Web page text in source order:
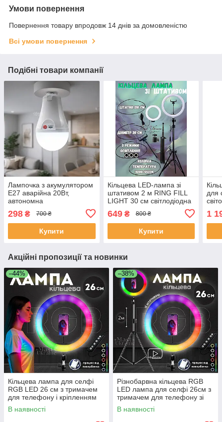
Умови повернення
Повернення товару впродовж 14 днів за домовленістю
Всі умови повернення
Подібні товари компанії
Лампочка з акумулятором
E27 аварійна 20Вт,
автономна
лампочка з гачком,
холодне біле світло, SS-
298 ₴ 700 ₴
Купити
Кільцева LED-лампа зі
штативом 2 м RING FILL
LIGHT 30 см світлодіодна
QX-300T
649₴ 800 ₴
Купити
для
24
1
Акційні пропозиції та новинки
–44%
Кільцева лампа для селфі
RGB LED 26 см з тримачем
для телефону і кріпленням
під штатив, MJ26
В наявності
–38%
Різнобарвна кільцева RGB
LED лампа для селфі 26см з
тримачем для телефону зі
штативом, MJ26T
В наявності